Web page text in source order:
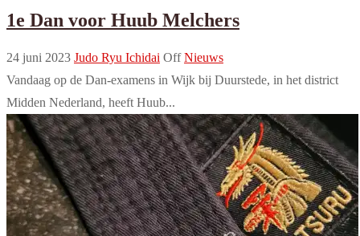
1e Dan voor Huub Melchers
24 juni 2023 Judo Ryu Ichidai Off Nieuws
Vandaag op de Dan-examens in Wijk bij Duurstede, in het district
Midden Nederland, heeft Huub...